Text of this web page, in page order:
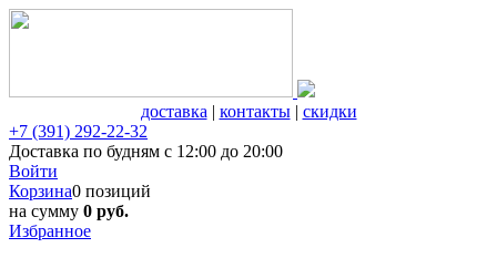
доставка | контакты| скидки
+7 (391) 292-22-32
Доставка по будням с 12:00 до 20:00
Войти
Корзина0 позиций
на сумму 0 руб.
Избранное